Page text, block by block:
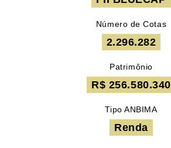
Número de Cotas
2.296.282
Patrimônio
R$ 256.580.340
Tipo ANBIMA
Renda